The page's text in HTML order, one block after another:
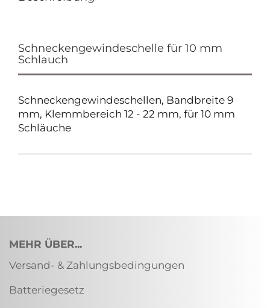
Schneckengewindeschelle für 10 mm
Schlauch
Schneckengewindeschellen, Bandbreite 9
mm, Klemmbereich 12 - 22 mm, für 10 mm
Schläuche
MEHR ÜBER...
Versand- & Zahlungsbedingungen
Batteriegesetz